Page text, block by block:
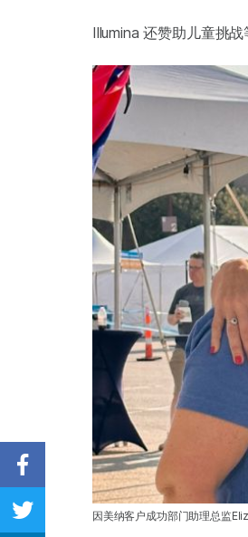
Illumina 还赞助儿童挑
因美纳客户成功部门助理总监
Share on Facebook
Share on Twitter